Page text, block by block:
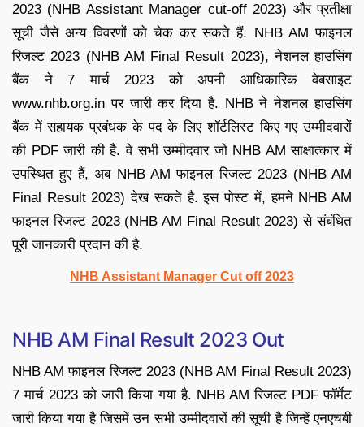
2023 (NHB Assistant Manager cut-off 2023) और प्रतीक्षा
सूची जैसे अन्य विवरणों को चेक कर सकते हैं. NHB AM फाइनल
रिजल्ट 2023 (NHB AM Final Result 2023), नेशनल हाउसिंग
बैंक ने 7 मार्च 2023 को अपनी आधिकारिक वेबसाइट
www.nhb.org.in पर जारी कर दिया है. NHB ने नेशनल हाउसिंग
बैंक में सहायक प्रबंधक के पद के लिए शॉर्टलिस्ट किए गए उम्मीदवारों
की PDF जारी की है. वे सभी उम्मीदवार जो NHB AM साक्षात्कार में
उपस्थित हुए हैं, अब NHB AM फाइनल रिजल्ट 2023 (NHB AM
Final Result 2023) देख सकते है. इस पोस्ट में, हमने NHB AM
फाइनल रिजल्ट 2023 (NHB AM Final Result 2023) से संबंधित
पूरी जानकारी प्रदान की है.
NHB Assistant Manager Cut off 2023
NHB AM Final Result 2023 Out
NHB AM फाइनल रिजल्ट 2023 (NHB AM Final Result 2023)
7 मार्च 2023 को जारी किया गया है. NHB AM रिजल्ट PDF फॉर्मेट
जारी किया गया है जिसमें उन सभी उम्मीदवारों की सूची है जिन्हें एनएचबी